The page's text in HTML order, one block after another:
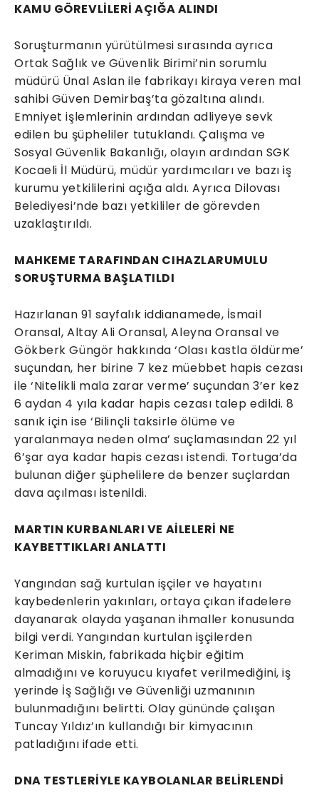
KAMU GÖREVLİLERİ AÇIĞA ALINDI
Soruşturmanın yürütülmesi sırasında ayrıca
Ortak Sağlık ve Güvenlik Birimi’nin sorumlu
müdürü Ünal Aslan ile fabrikayı kiraya veren mal
sahibi Güven Demirbaş’ta gözaltına alındı.
Emniyet işlemlerinin ardından adliyeye sevk
edilen bu şüpheliler tutuklandı. Çalışma ve
Sosyal Güvenlik Bakanlığı, olayın ardından SGK
Kocaeli İl Müdürü, müdür yardımcıları ve bazı iş
kurumu yetkililerini açığa aldı. Ayrıca Dilovası
Belediyesi’nde bazı yetkililer de görevden
uzaklaştırıldı.
MAHKEME TARAFINDAN CIHAZLARUMULU
SORUŞTURMA BAŞLATILDI
Hazırlanan 91 sayfalık iddianamede, İsmail
Oransal, Altay Ali Oransal, Aleyna Oransal ve
Gökberk Güngör hakkında ‘Olası kastla öldürme’
suçundan, her birine 7 kez müebbet hapis cezası
ile ‘Nitelikli mala zarar verme’ suçundan 3’er kez
6 aydan 4 yıla kadar hapis cezası talep edildi. 8
sanık için ise ‘Bilinçli taksirle ölüme ve
yaralanmaya neden olma’ suçlamasından 22 yıl
6’şar aya kadar hapis cezası istendi. Tortuga’da
bulunan diğer şüphelilere də benzer suçlardan
dava açılması istenildi.
MARTIN KURBANLARI VE AİLELERİ NE
KAYBETTIKLARI ANLATTI
Yangından sağ kurtulan işçiler ve hayatını
kaybedenlerin yakınları, ortaya çıkan ifadelere
dayanarak olayda yaşanan ihmaller konusunda
bilgi verdi. Yangından kurtulan işçilerden
Keriman Miskin, fabrikada hiçbir eğitim
almadığını ve koruyucu kıyafet verilmediğini, iş
yerinde İş Sağlığı ve Güvenliği uzmanının
bulunmadığını belirtti. Olay gününde çalışan
Tuncay Yıldız’ın kullandığı bir kimyacının
patladığını ifade etti.
DNA TESTLERİYLE KAYBOLANLAR BELİRLENDİ